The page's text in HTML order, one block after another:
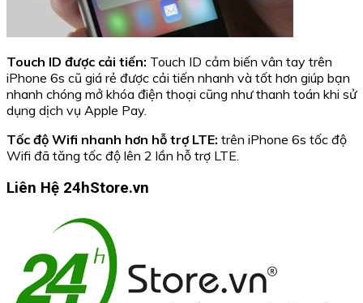
Touch ID được cải tiến: Touch ID cảm biến vân tay trên
iPhone 6s cũ giá rẻ được cải tiến nhanh và tốt hơn giúp bạn
nhanh chóng mở khóa điện thoại cũng như thanh toán khi sử
dụng dịch vụ Apple Pay.
Tốc độ Wifi nhanh hơn hỗ trợ LTE: trên iPhone 6s tốc độ
Wifi đã tăng tốc độ lên 2 lần hỗ trợ LTE.
Liên Hệ 24hStore.vn